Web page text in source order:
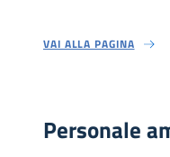
VAI ALLA PAGINA
Personale